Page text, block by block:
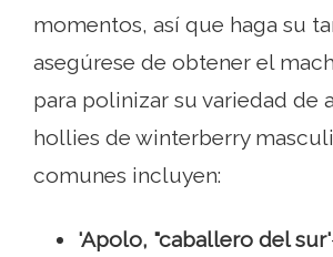
momentos, así que haga su
asegúrese de obtener el
para polinizar su variedad de
hollies de winterberry
comunes incluyen:
'Apolo, "caballero del sur'